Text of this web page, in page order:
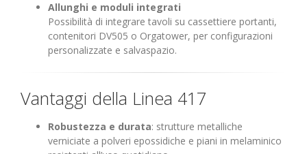
Allunghi e moduli integrati
Possibilità di integrare tavoli su cassettiere portanti,
contenitori DV505 o Orgatower, per configurazioni
personalizzate e salvaspazio.
Vantaggi della Linea 417
Robustezza e durata: strutture metalliche
verniciate a polveri epossidiche e piani in melaminico